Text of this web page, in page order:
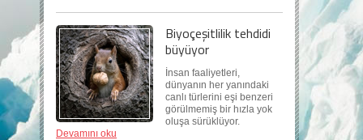
Biyoçeşitlilik tehdidi
büyüyor
İnsan faaliyetleri,
dünyanın her yanındaki
canlı türlerini eşi benzeri
görülmemiş bir hızla yok
oluşa sürüklüyor.
Devamını oku